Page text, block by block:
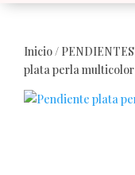
Inicio/ PENDIENTES
plata perla multicolor